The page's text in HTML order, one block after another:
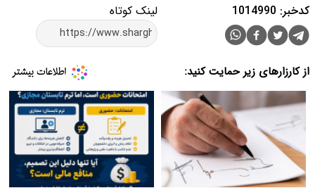
لینک کوتاه کدخبر: 1014990
از کارزارهای زیر حمایت کنید: